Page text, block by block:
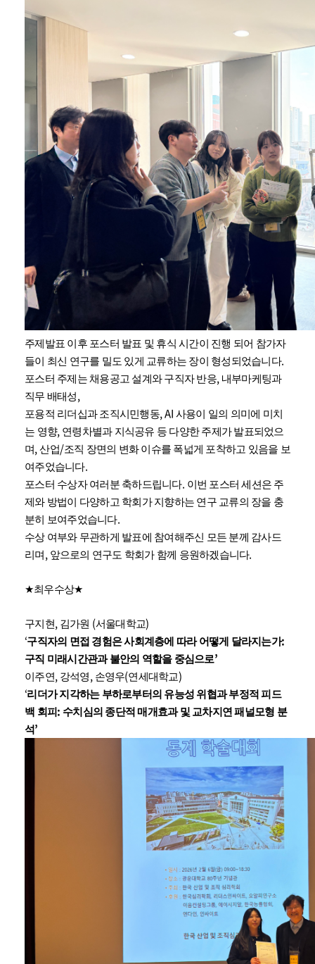
주제발표 이후 포스터 발표 및 휴식 시간이 진행 되어 참가자
들이 최신 연구를 밀도 있게 교류하는 장이 형성되었습니다.
포스터 주제는 채용공고 설계와 구직자 반응, 내부마케팅과
직무 배태성,
포용적 리더십과 조직시민행동, AI 사용이 일의 의미에 미치
는 영향, 연령차별과 지식공유 등 다양한 주제가 발표되었으
며,산업/조직 장면의 변화 이슈를 폭넓게 포착하고 있음을 보
여주었습니다.
포스터 수상자 여러분 축하드립니다. 이번 포스터 세션은 주
제와 방법이 다양하고 학회가 지향하는 연구 교류의 장을 충
분히 보여주었습니다.
수상 여부와 무관하게 발표에 참여해주신 모든 분께 감사드
리며 , 앞으로의 연구도 학회가 함께 응원하겠습니다.
★최우수상★
구지현, 김가원 (서울대학교)
‘구직자의 면접 경험은 사회계층에 따라 어떻게 달라지는가:
구직 미래시간관과 불안의 역할을 중심으로’
이주연, 강석영, 손영우(연세대학교)
‘리더가 지각하는 부하로부터의 유능성 위협과 부정적 피드
백 회피 : 수치심의 종단적 매개효과 및 교차지연 패널모형 분
석’